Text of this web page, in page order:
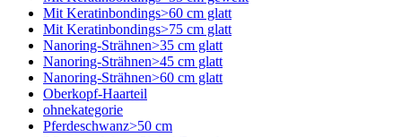
Mit Keratinbondings>60 cm glatt
Mit Keratinbondings>75 cm glatt
Nanoring-Strähnen>35 cm glatt
Nanoring-Strähnen>45 cm glatt
Nanoring-Strähnen>60 cm glatt
Oberkopf-Haarteil
ohnekategorie
Pferdeschwanz>50 cm